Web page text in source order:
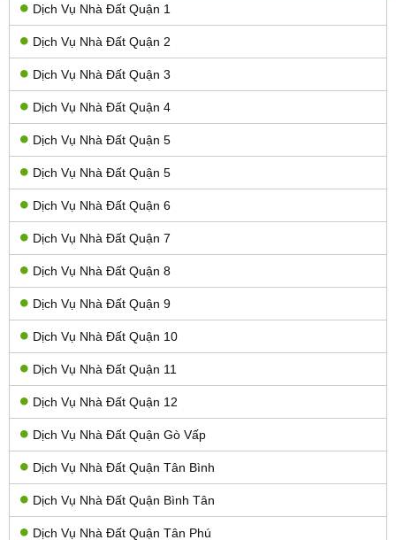
Dịch Vụ Nhà Đất Quận 1
Dịch Vụ Nhà Đất Quận 2
Dịch Vụ Nhà Đất Quận 3
Dịch Vụ Nhà Đất Quận 4
Dịch Vụ Nhà Đất Quận 5
Dịch Vụ Nhà Đất Quận 5
Dịch Vụ Nhà Đất Quận 6
Dịch Vụ Nhà Đất Quận 7
Dịch Vụ Nhà Đất Quận 8
Dịch Vụ Nhà Đất Quận 9
Dịch Vụ Nhà Đất Quận 10
Dịch Vụ Nhà Đất Quận 11
Dịch Vụ Nhà Đất Quận 12
Dịch Vụ Nhà Đất Quận Gò Vấp
Dịch Vụ Nhà Đất Quận Tân Bình
Dịch Vụ Nhà Đất Quận Bình Tân
Dịch Vụ Nhà Đất Quận Tân Phú